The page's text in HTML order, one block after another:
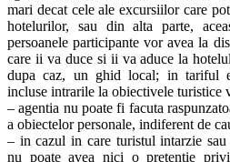
mari decat cele ale excursiilor care
hotelurilor, sau din alta parte,
persoanele participante vor avea la
care ii va duce si ii va aduce la
dupa caz, un ghid local; in tariful
incluse intrarile la obiectivele turistice
– agentia nu poate fi facuta
a obiectelor personale, indiferent de
– in cazul in care turistul intarzie
nu poate avea nici o pretentie